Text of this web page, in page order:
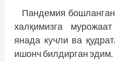
Пандемия
халқимизга
янада кучли ва
ишонч билдирган эдим.